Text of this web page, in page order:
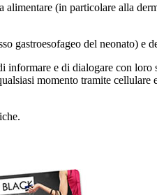
(in particolare alla
gastroesofageo del neonato)
e di dialogare con
momento tramite